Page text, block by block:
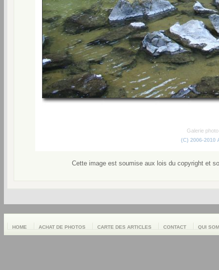
Galerie
(C) 2006-2010
Cette image est soumise aux lois du copyright et
HOME ACHAT DE PHOTOS CARTE DES ARTICLES CONTACT QUI